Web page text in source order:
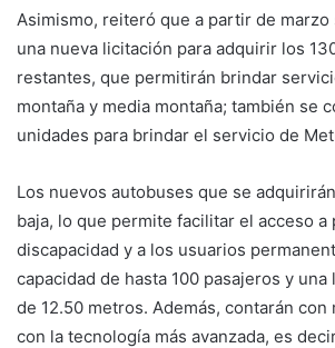
Asimismo, reiteró que a partir de marzo
una nueva licitación para adquirir los
restantes, que permitirán brindar
montaña y media montaña; también se
unidades para brindar el servicio de
Los nuevos autobuses que se
baja, lo que permite facilitar el acceso a
discapacidad y a los usuarios
capacidad de hasta 100 pasajeros y
de 12.50 metros. Además, contarán
con la tecnología más avanzada, es